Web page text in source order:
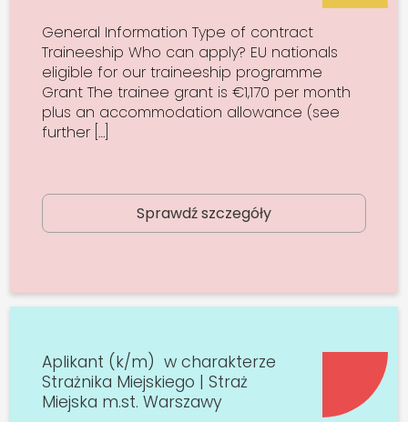
General Information Type of contract
Traineeship Who can apply? EU nationals
eligible for our traineeship programme
Grant The trainee grant is €1,170 per month
plus an accommodation allowance (see
further […]
Sprawdź szczegóły
Aplikant (k/m) w charakterze
Strażnika Miejskiego | Straż
Miejska m.st. Warszawy